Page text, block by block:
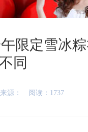
限定雪冰
同
来源：
阅读：1737